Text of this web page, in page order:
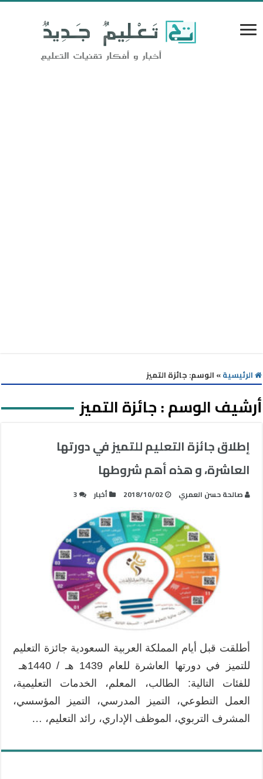
الرئيسية» الوسم: جائزة التميز
أرشيف الوسم :جائزة التميز
إطلاق جائزة التعليم للتميز في دورتها
العاشرة، و هذه أهم شروطها
صالحة حسن العمري 2018/10/02 أخبار 3
أطلقت قبل أيام المملكة العربية السعودية جائزة التعليم
للتميز في دورتها العاشرة للعام 1439 هـ / 1440هـ
للفئات التالية: الطالب، المعلم، الخدمات التعليمية،
العمل التطوعي، التميز المدرسي، التميز المؤسسي،
المشرف التربوي، الموظف الإداري، رائد التعليم، …